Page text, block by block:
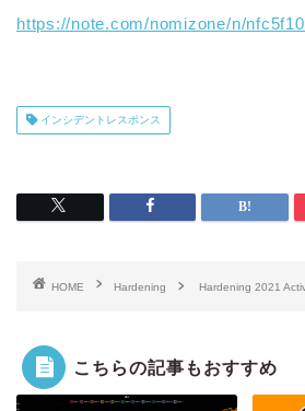
https://note.com/nomizone/n/
インシデントレスポンス
HOME Hardening Hardening 2021
こちらの記事もおすすめ